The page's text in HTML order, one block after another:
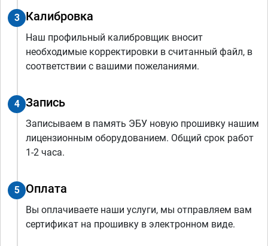
3 Калибровка
Наш профильный калибровщик вносит
необходимые корректировки в считанный файл, в
соответствии с вашими пожеланиями.
4 Запись
Записываем в память ЭБУ новую прошивку нашим
лицензионным оборудованием. Общий срок работ
1-2 часа.
5 Оплата
Вы оплачиваете наши услуги, мы отправляем вам
сертификат на прошивку в электронном виде.